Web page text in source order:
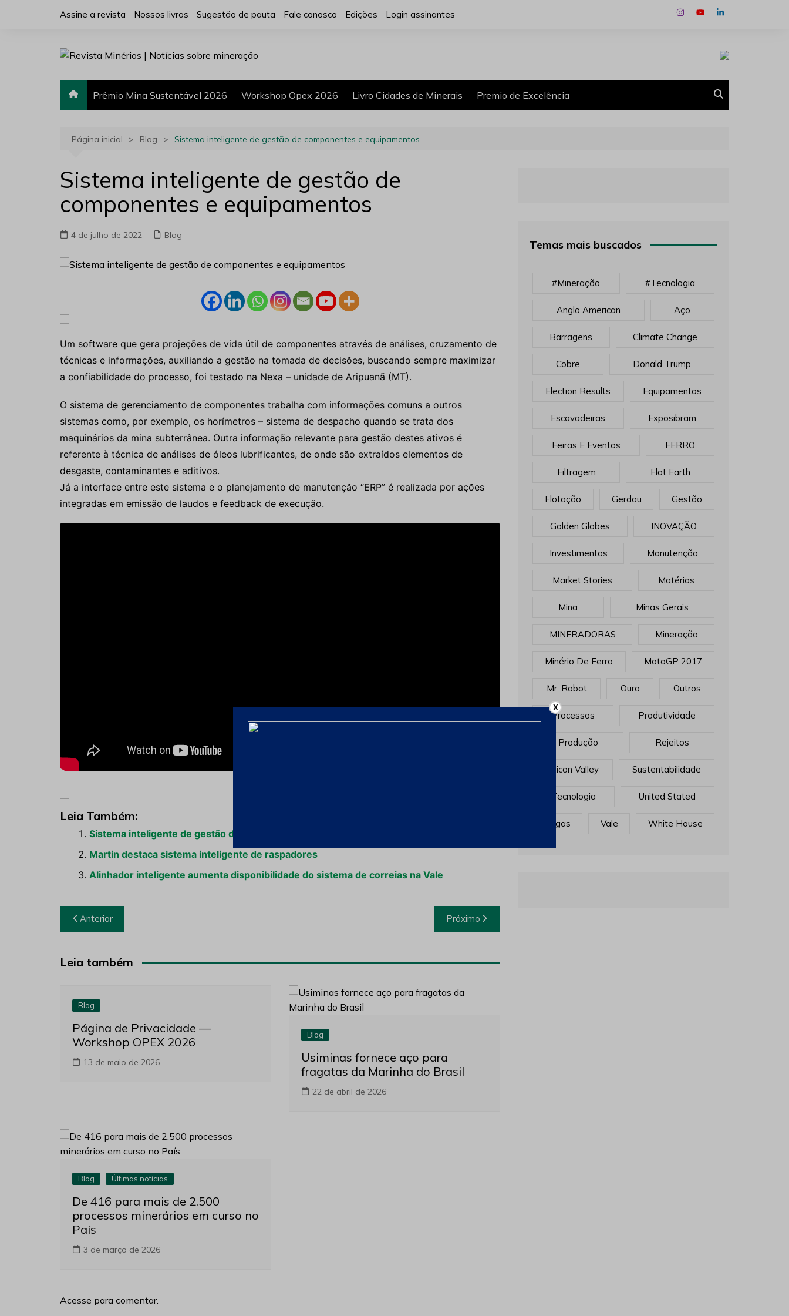
Assine a revista Nossos livros Sugestão de pauta Fale conosco Edições Login assinantes
Prêmio Mina Sustentável 2026 Workshop Opex 2026 Livro Cidades de Minerais Premio de Excelência
Página inicial Blog Sistema inteligente de gestão de componentes e equipamentos
Sistema inteligente de gestão de
componentes e equipamentos
4 de julho de 2022 Blog
Um software que gera projeções de vida útil de componentes através de análises, cruzamento de
técnicas e informações, auxiliando a gestão na tomada de decisões, buscando sempre maximizar
a confiabilidade do processo, foi testado na Nexa – unidade de Aripuanã (MT).
O sistema de gerenciamento de componentes trabalha com informações comuns a outros
sistemas como, por exemplo, os horímetros – sistema de despacho quando se trata dos
maquinários da mina subterrânea. Outra informação relevante para gestão destes ativos é
referente à técnica de análises de óleos lubrificantes, de onde são extraídos elementos de
desgaste, contaminantes e aditivos.
Já a interface entre este sistema e o planejamento de manutenção “ERP” é realizada por ações
integradas em emissão de laudos e feedback de execução.
Leia Também:
Sistema inteligente de gestão de componentes aciona garantia de fábrica
Martin destaca sistema inteligente de raspadores
Alinhador inteligente aumenta disponibilidade do sistema de correias na Vale
Navegação
de
Post
Anterior Próximo
Leia também
Blog
Página de Privacidade —
Workshop OPEX 2026
13 de maio de 2026
Blog
Usiminas fornece aço para
fragatas da Marinha do Brasil
22 de abril de 2026
Blog Últimas notícias
De 416 para mais de 2.500
processos minerários em curso no
País
3 de março de 2026
Acesse para comentar.
Temas mais buscados
#mineração #tecnologia
Anglo American Aço
Barragens Climate Change
Cobre Donald Trump
Election Results Equipamentos
Escavadeiras Exposibram
Feiras E Eventos FERRO
Filtragem Flat Earth
Flotação Gerdau Gestão
Golden Globes INOVAÇÃO
Investimentos Manutenção
Market Stories Matérias
Mina Minas Gerais
MINERADORAS Mineração
Minério De Ferro MotoGP 2017
Mr. Robot Ouro Outros
Processos Produtividade
Produção Rejeitos
Sillicon Valley Sustentabilidade
Tecnologia United Stated
Vagas Vale White House
X